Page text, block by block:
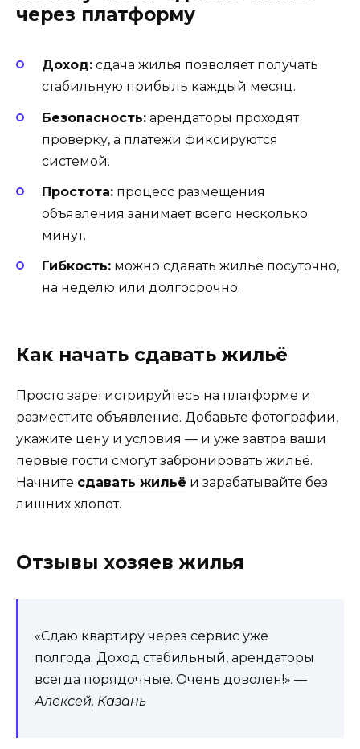
через платформу
Доход: сдача жилья позволяет получать
стабильную прибыль каждый месяц.
Безопасность: арендаторы проходят
проверку, а платежи фиксируются
системой.
Простота: процесс размещения
объявления занимает всего несколько
минут.
Гибкость: можно сдавать жильё посуточно,
на неделю или долгосрочно.
Как начать сдавать жильё
Просто зарегистрируйтесь на платформе и
разместите объявление. Добавьте фотографии,
укажите цену и условия — и уже завтра ваши
первые гости смогут забронировать жильё.
Начните сдавать жильё и зарабатывайте без
лишних хлопот.
Отзывы хозяев жилья
«Сдаю квартиру через сервис уже
полгода. Доход стабильный, арендаторы
всегда порядочные. Очень доволен!» —
Алексей, Казань